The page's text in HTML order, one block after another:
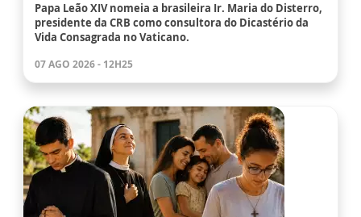
Papa Leão XIV nomeia a brasileira Ir. Maria do Disterro,
presidente da CRB como consultora do Dicastério da
Vida Consagrada no Vaticano.
07 AGO 2026 - 12H25